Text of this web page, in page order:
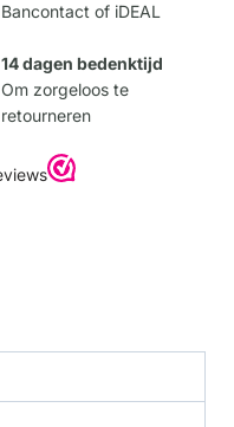
Bancontact of iDEAL
14 dagen bedenktijd
Om zorgeloos te
retourneren